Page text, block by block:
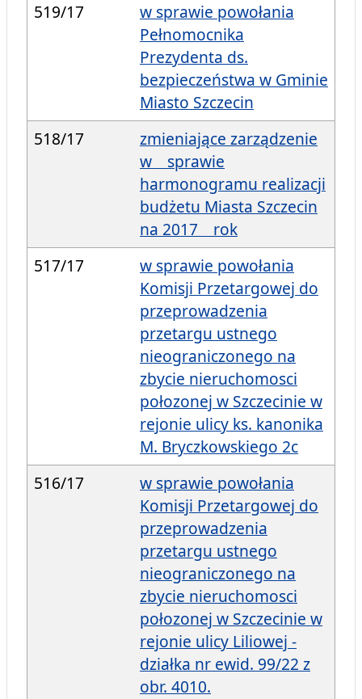
519/17
w sprawie powołania
Pełnomocnika
Prezydenta ds.
bezpieczeństwa w Gminie
Miasto Szczecin
518/17
zmieniające zarządzenie
w sprawie
harmonogramu realizacji
budżetu Miasta Szczecin
na 2017 rok
517/17
w sprawie powołania
Komisji Przetargowej do
przeprowadzenia
przetargu ustnego
nieograniczonego na
zbycie nieruchomosci
połozonej w Szczecinie w
rejonie ulicy ks. kanonika
M. Bryczkowskiego 2c
516/17
w sprawie powołania
Komisji Przetargowej do
przeprowadzenia
przetargu ustnego
nieograniczonego na
zbycie nieruchomosci
połozonej w Szczecinie w
rejonie ulicy Liliowej -
działka nr ewid. 99/22 z
obr. 4010.